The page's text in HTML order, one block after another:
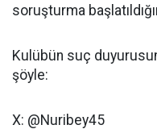
soruşturma
Kulübün suç
şöyle:
X: @Nuribey45